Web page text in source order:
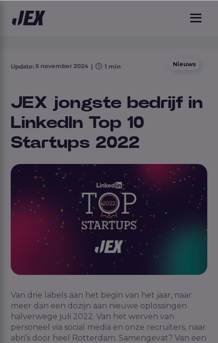
Update: 5 november 2024 | 1 min Nieuws
JEX jongste bedrijf in
LinkedIn Top 10
Startups 2022
Van drie labels aan het begin van het jaar, naar
meer dan een dozijn aan nieuwe oplossingen
halverwege juli 2022. Van het werven van
personeel via social media en onze recruiters, naar
abri’s door heel Rotterdam. Samengevat? Van een